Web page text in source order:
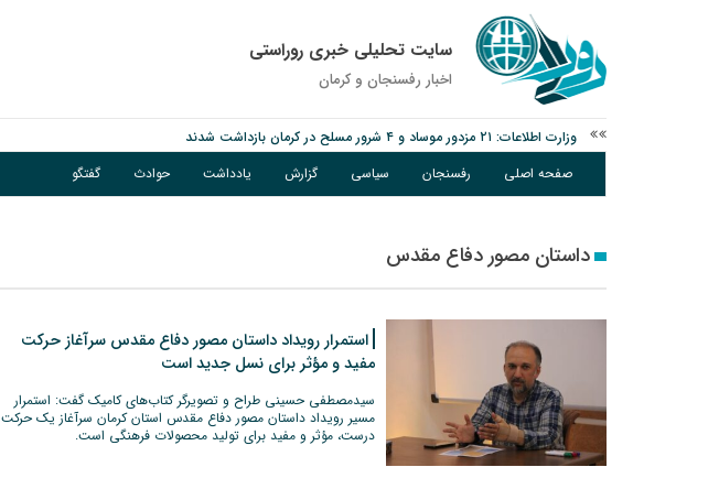
سایت تحلیلی خبری روراستی
اخبار رفسنجان و كرمان
وزارت اطلاعات: ۲۱ مزدور موساد و ۴ شرور مسلح در کرمان بازداشت شدند
توقیف خودروی حامل چوب جنگلی تاغ در رفسنجان
دادستان رفسنجان: رفع مشکلات ایستگاه راه‌آهن احمدآباد با قید فوریت پیگیری می‌شود
صفحه اصلی رفسنجان سیاسی گزارش یادداشت حوادث گفتگو
داستان مصور دفاع مقدس
استمرار رویداد داستان مصور دفاع مقدس سرآغاز حرکت
مفید و مؤثر برای نسل جدید است
سیدمصطفی حسینی طراح و تصویرگر کتاب‌های کامیک گفت: استمرار
مسیر رویداد داستان مصور دفاع مقدس استان کرمان سرآغاز یک حرکت
درست، مؤثر و مفید برای تولید محصولات فرهنگی است.